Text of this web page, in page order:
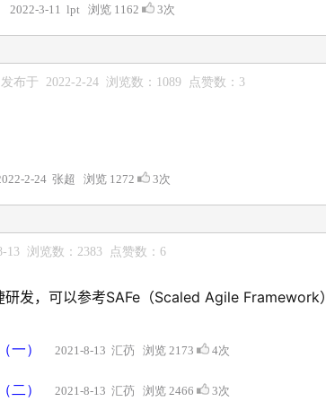
2022-3-11 lpt 浏览 1162 3次
布于 2022-2-24 浏览数：1089 点赞数：3
2-24 张超 浏览 1272 3次
13 浏览数：2383 点赞数：6
发，可以参考SAFe（Scaled Agile Framework）
一） 2021-8-13 汇芿 浏览 2173 4次
二） 2021-8-13 汇芿 浏览 2466 3次